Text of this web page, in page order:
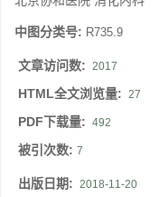
中图分类号: R735.9
文章访问数: 2017
HTML全文浏览量: 27
PDF下载量: 492
被引次数: 7
出版日期: 2018-11-20